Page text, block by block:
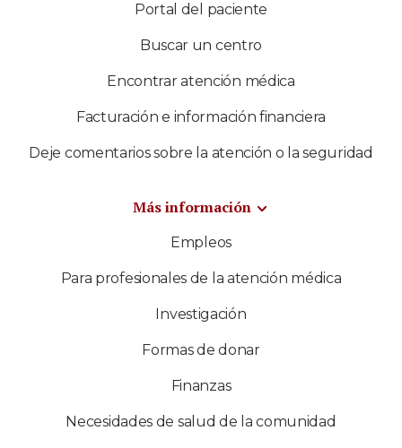
Portal del paciente
Buscar un centro
Encontrar atención médica
Facturación e información financiera
Deje comentarios sobre la atención o la seguridad
Más información
Empleos
Para profesionales de la atención médica
Investigación
Formas de donar
Finanzas
Necesidades de salud de la comunidad